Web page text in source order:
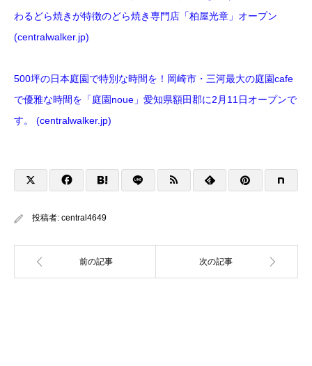
わるどら焼きが特徴のどら焼き専門店「柏屋光章」オープン
(centralwalker.jp)
500坪の日本庭園で特別な時間を！岡崎市・三河最大の庭園cafe
で優雅な時間を「庭園noue」愛知県額田郡に2月11日オープンで
す。 (centralwalker.jp)
投稿者: central4649